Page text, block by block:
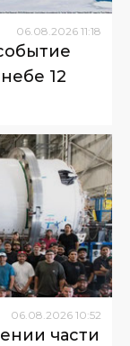
06.08.2026 11:18
12
06 08 2026 10:52
части